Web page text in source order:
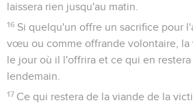
laissera rien jusqu'au matin.
16 Si quelqu'un offre un sacrifice pour
vœu ou comme offrande volontaire, la
le jour où il l'offrira et ce qui en restera
lendemain.
17 Ce qui restera de la viande de la